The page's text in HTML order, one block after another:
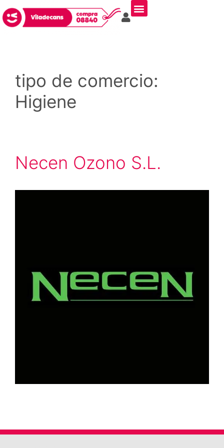
tipo de comercio:
Higiene
Necen Ozono S.L.